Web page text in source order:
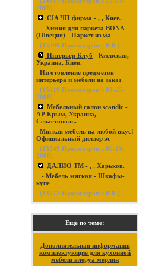
2008)
CIA ЧП фирма - , , Киев.
- Химия для паркета BONA
(Швеция) - Паркет из ма
(15399 Просмотров с 0-0-)
Интерьер Клуб - Киевская,
Украина, Киев.
Изготовление предметов
интерьера и мебели на заказ
(15019 Просмотров с 03-25-
2008)
Мебельный салон scandic -
АР Крым, Украина,
Севастополь.
Мягкая мебель на любой вкус!
Официальный диллер эс
(13349 Просмотров с 06-19-
2008)
ДАЛИО ТМ - , , Харьков.
- Мебель мягкая - Шкафы-
купе
(13273 Просмотров с 0-0-)
Ещё по теме:
Дополнительная информация
комплектующие для кухонной
мебели влеруа мерлин